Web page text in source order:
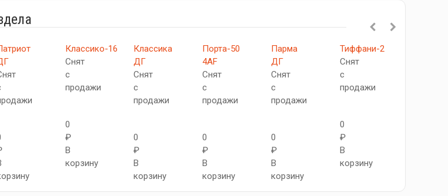
Классико-16
Снят
с
продажи
0
₽
В
корзину
Классика
ДГ
Снят
с
продажи
0
₽
В
корзину
Порта-50
4AF
Снят
с
продажи
0
₽
В
корзину
Парма
ДГ
Снят
с
продажи
0
₽
В
корзину
Тиффани-2
Снят
с
продажи
0
₽
В
корзину